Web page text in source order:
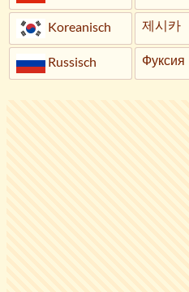
Koreanisch 제시카
Russisch Фуксия